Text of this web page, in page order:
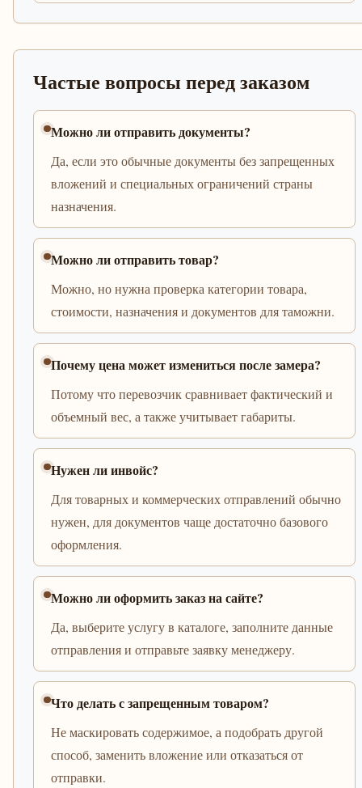
Частые вопросы перед заказом
Можно ли отправить документы?
Да, если это обычные документы без запрещенных
вложений и специальных ограничений страны
назначения.
Можно ли отправить товар?
Можно, но нужна проверка категории товара,
стоимости, назначения и документов для таможни.
Почему цена может измениться после замера?
Потому что перевозчик сравнивает фактический и
объемный вес, а также учитывает габариты.
Нужен ли инвойс?
Для товарных и коммерческих отправлений обычно
нужен, для документов чаще достаточно базового
оформления.
Можно ли оформить заказ на сайте?
Да, выберите услугу в каталоге, заполните данные
отправления и отправьте заявку менеджеру.
Что делать с запрещенным товаром?
Не маскировать содержимое, а подобрать другой
способ, заменить вложение или отказаться от
отправки.